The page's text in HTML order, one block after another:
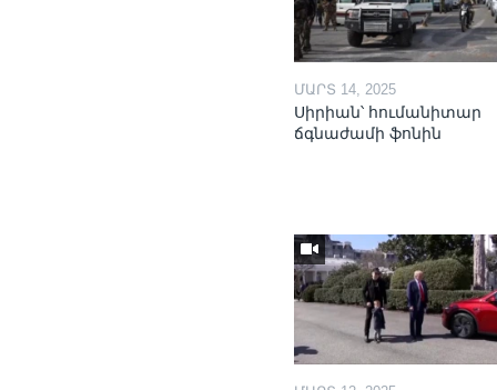
ՄԱՐՏ 14, 2025
Սիրիան՝ հումանիտար
ճգնաժամի ֆոնին